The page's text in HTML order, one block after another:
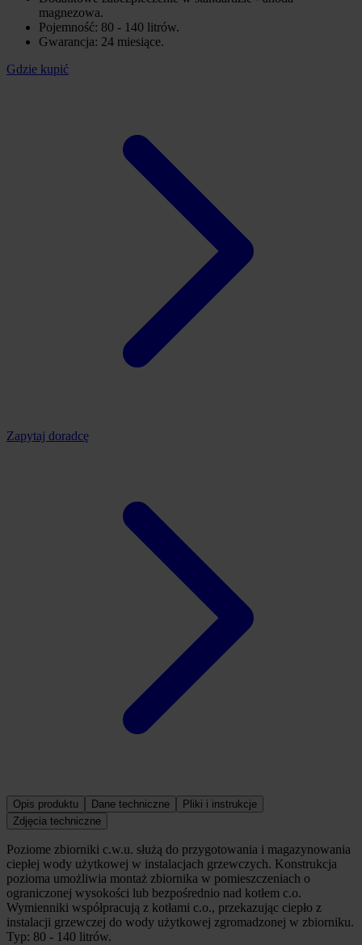
magnezowa.
Pojemność: 80 - 140 litrów.
Gwarancja: 24 miesiące.
Gdzie kupić
Zapytaj doradcę
Szczegóły produktu
Opis produktu Dane techniczne
Pliki i instrukcje
Zdjęcia techniczne
Poziome zbiorniki c.w.u. służą do przygotowania i magazynowania
ciepłej wody użytkowej w instalacjach grzewczych. Konstrukcja
pozioma umożliwia montaż zbiornika w pomieszczeniach o
ograniczonej wysokości lub bezpośrednio nad kotłem c.o.
Wymienniki współpracują z kotłami c.o., przekazując ciepło z
instalacji grzewczej do wody użytkowej zgromadzonej w zbiorniku.
Typ: 80 - 140 litrów.